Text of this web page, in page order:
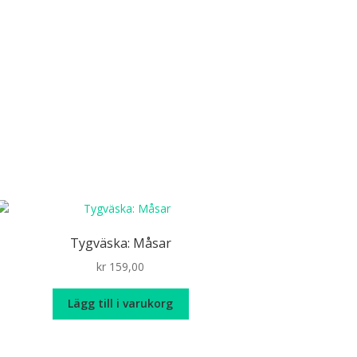
Tygväska: Måsar
kr 159,00
Lägg till i varukorg